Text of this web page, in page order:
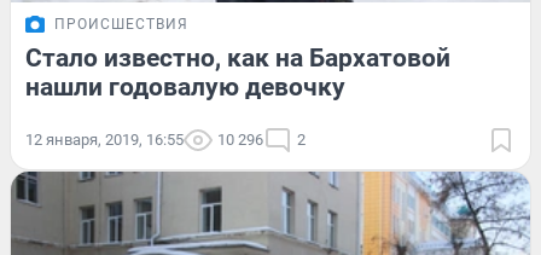
ПРОИСШЕСТВИЯ
Стало известно, как на Бархатовой
нашли годовалую девочку
12 января, 2019, 16:55 10 296 2